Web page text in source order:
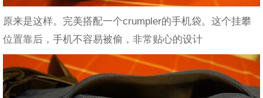
原来是这样。完美搭配一个crumpler的手机袋。这个挂攀
位置靠后，手机不容易被偷，非常贴心的设计